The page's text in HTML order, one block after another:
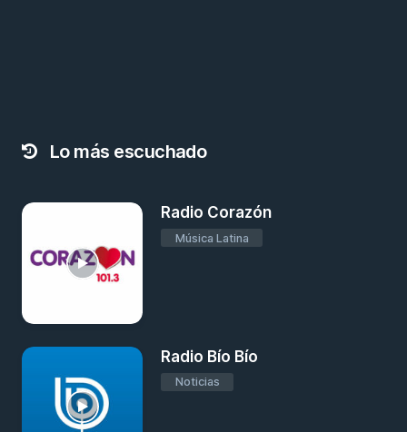
Lo más escuchado
Radio Corazón
Música Latina
Radio Bío Bío
Noticias